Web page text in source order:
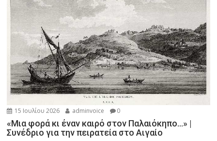
15 Ιουλίου 2026 adminvoice 0
«Μια φορά κι έναν καιρό στον Παλαιόκηπο…» |
Συνέδριο για την πειρατεία στο Αιγαίο